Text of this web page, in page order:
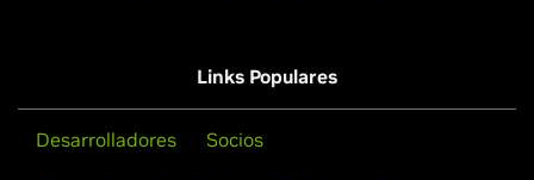
Links Populares
Desarrolladores Socios